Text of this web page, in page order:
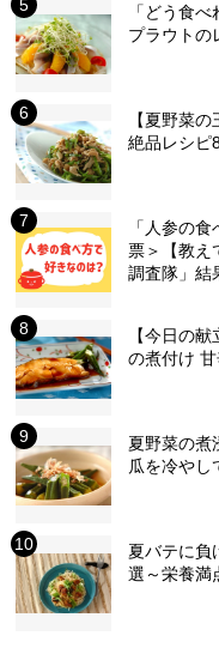
「どう食
プラウトの
【夏野菜
絶品レシピ
「人参の
票＞【教え
調査隊」結
【今日の
の煮付け 甘
夏野菜の煮
瓜を冷やし
夏バテに負
選～栄養満